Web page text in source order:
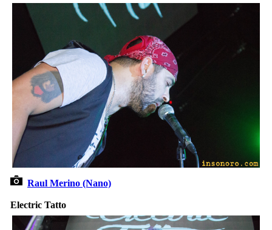
Raul Merino (Nano)
Electric Tatto